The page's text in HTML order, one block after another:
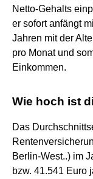
Netto-Gehalts
er sofort anfängt
Jahren mit der
pro Monat und
Einkommen.
Wie hoch ist
Das
Berlin-West..) im
bzw. 41.541 Euro